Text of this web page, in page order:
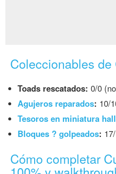
Coleccionables
Toads rescatados: 0/0
Agujeros reparados: 10/
Tesoros en miniatura
Bloques ? golpeados:
Cómo completar